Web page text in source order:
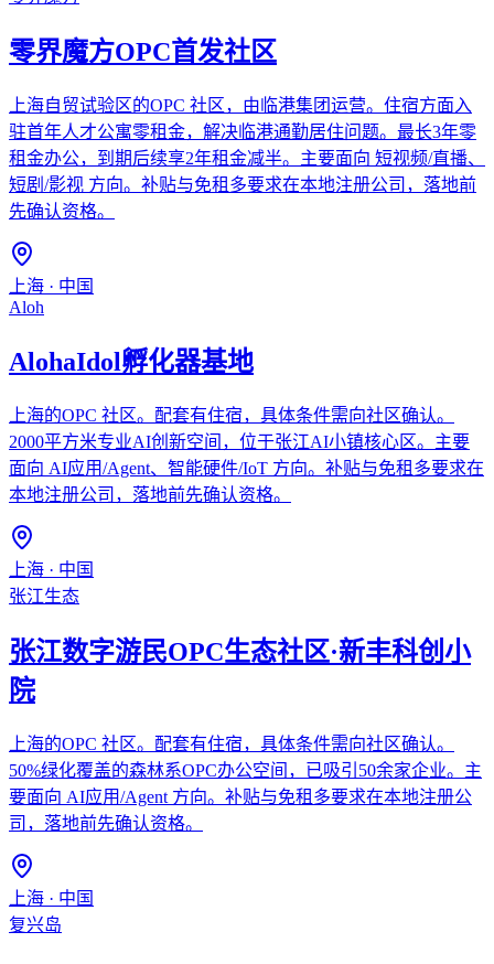
零界魔方OPC首发社区
上海自贸试验区的OPC 社区，由临港集团运营。住宿方面入
驻首年人才公寓零租金，解决临港通勤居住问题。最长3年零
租金办公，到期后续享2年租金减半。主要面向 短视频/直播、
短剧/影视 方向。补贴与免租多要求在本地注册公司，落地前
先确认资格。
上海 · 中国
Aloh
AlohaIdol孵化器基地
上海的OPC 社区。配套有住宿，具体条件需向社区确认。
2000平方米专业AI创新空间，位于张江AI小镇核心区。主要
面向 AI应用/Agent、智能硬件/IoT 方向。补贴与免租多要求在
本地注册公司，落地前先确认资格。
上海 · 中国
张江生态
张江数字游民OPC生态社区·新丰科创小
院
上海的OPC 社区。配套有住宿，具体条件需向社区确认。
50%绿化覆盖的森林系OPC办公空间，已吸引50余家企业。主
要面向 AI应用/Agent 方向。补贴与免租多要求在本地注册公
司，落地前先确认资格。
上海 · 中国
复兴岛